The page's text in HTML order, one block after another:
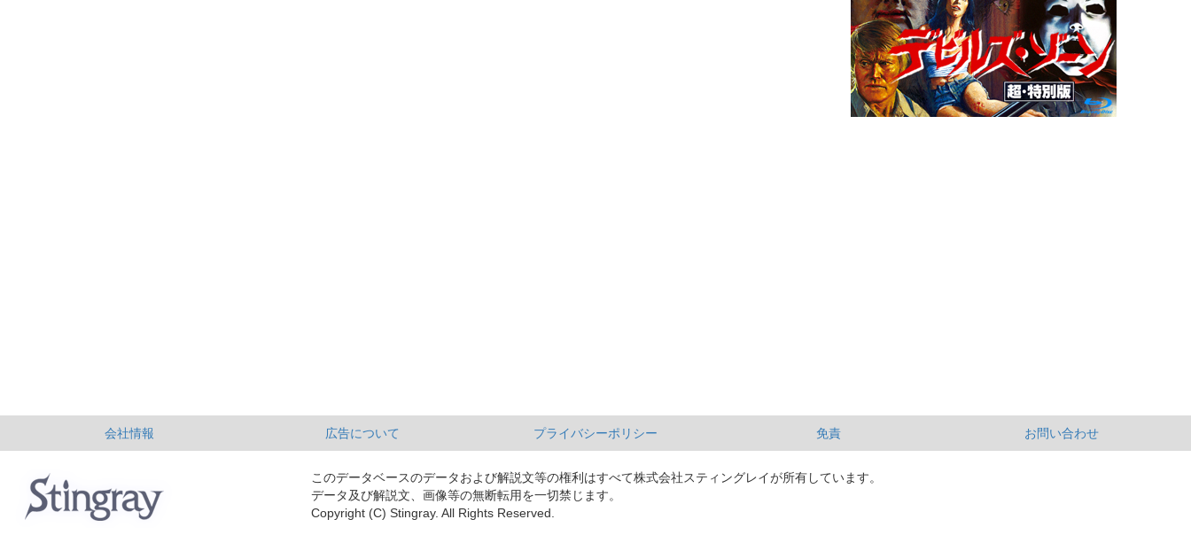
会社情報 広告について プライバシーポリシー 免責 お問い合わせ
このデータベースのデータおよび解説文等の権利はすべて株式会社スティングレイが所有しています。
データ及び解説文、画像等の無断転用を一切禁じます。
Copyright (C) Stingray. All Rights Reserved.